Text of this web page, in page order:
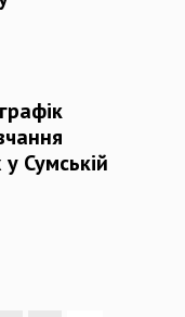
Сумській